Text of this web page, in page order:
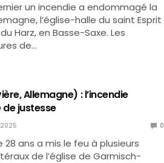
un incendie a endommagé la
l’église-halle du saint Esprit
Harz, en Basse-Saxe. Les
de…
Allemagne) : l’incendie
de justesse
2025 0
ans a mis le feu à plusieurs
de l’église de Garmisch-